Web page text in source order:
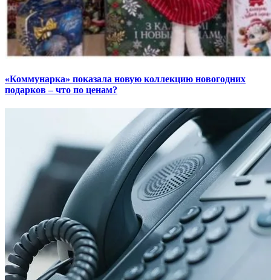
«Коммунарка» показала новую коллекцию новогодних
подарков – что по ценам?